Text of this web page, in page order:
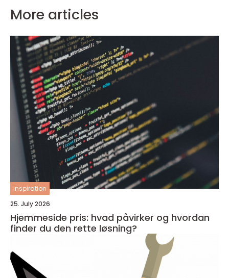
More articles
inspiration
25. July 2026
Hjemmeside pris: hvad påvirker og hvordan
finder du den rette løsning?